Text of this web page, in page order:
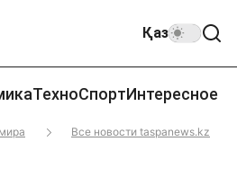
Қаз
ТехноСпортИнтересное
Все новости taspanews.kz